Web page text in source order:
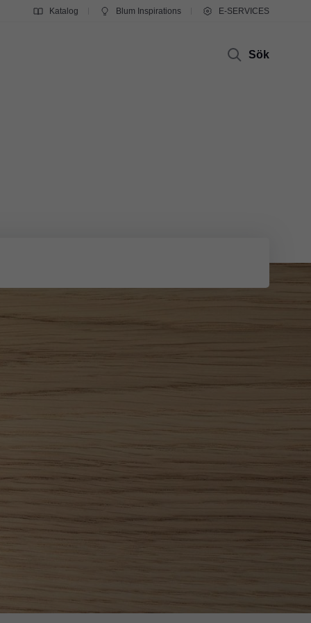
Katalog Blum Inspirations E-SERVICES
Sök